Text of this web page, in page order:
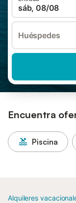
sáb, 08/08
Huéspedes
Encuentra
Piscina
Alquileres